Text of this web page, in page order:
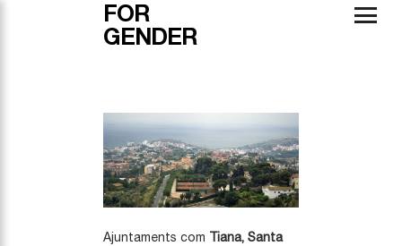
FOR
GENDER
Ajuntaments com Tiana, Santa